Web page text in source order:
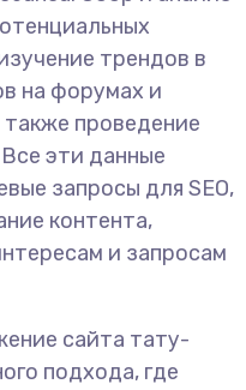
трендов в
на форумах и
проведение
эти данные
запросы для SEO,
контента,
и запросам
сайта тату-
подхода, где